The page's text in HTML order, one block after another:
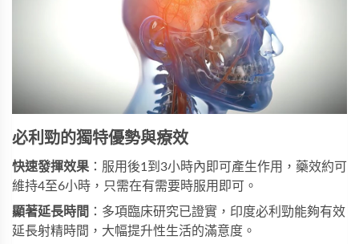
必利勁的獨特優勢與療效
快速發揮效果 ：服用後1到3小時內即可產生作用，藥效約可
維持4至6小時，只需在有需要時服用即可。
顯著延長時間 ：多項臨床研究已證實， 印度必利勁能夠有效
延長射精時間，大幅提升性生活的滿意度。